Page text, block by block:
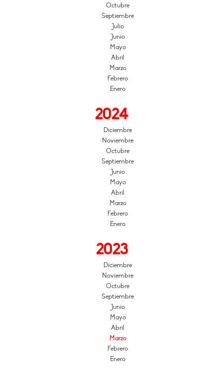
Octubre
Septiembre
Julio
Junio
Mayo
Abril
Marzo
Febrero
Enero
2024
Diciembre
Noviembre
Octubre
Septiembre
Junio
Mayo
Abril
Marzo
Febrero
Enero
2023
Diciembre
Noviembre
Octubre
Septiembre
Junio
Mayo
Abril
Marzo
Febrero
Enero